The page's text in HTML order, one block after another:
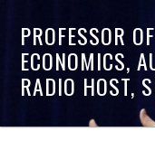
PROFESSOR OF
ECONOMICS,
RADIO HOST,